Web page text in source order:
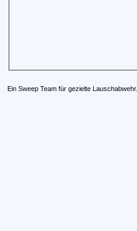
Ein Sweep Team für gezielte Lauschabwehr.